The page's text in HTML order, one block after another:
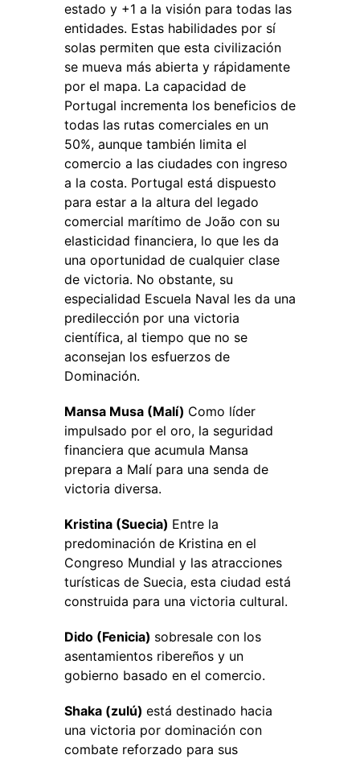
estado y +1 a la visión para todas las
entidades. Estas habilidades por sí
solas permiten que esta civilización
se mueva más abierta y rápidamente
por el mapa. La capacidad de
Portugal incrementa los beneficios de
todas las rutas comerciales en un
50%, aunque también limita el
comercio a las ciudades con ingreso
a la costa. Portugal está dispuesto
para estar a la altura del legado
comercial marítimo de João con su
elasticidad financiera, lo que les da
una oportunidad de cualquier clase
de victoria. No obstante, su
especialidad Escuela Naval les da una
predilección por una victoria
científica, al tiempo que no se
aconsejan los esfuerzos de
Dominación.
Mansa Musa (Malí) Como líder
impulsado por el oro, la seguridad
financiera que acumula Mansa
prepara a Malí para una senda de
victoria diversa.
Kristina (Suecia) Entre la
predominación de Kristina en el
Congreso Mundial y las atracciones
turísticas de Suecia, esta ciudad está
construida para una victoria cultural.
Dido (Fenicia) sobresale con los
asentamientos ribereños y un
gobierno basado en el comercio.
Shaka (zulú) está destinado hacia
una victoria por dominación con
combate reforzado para sus